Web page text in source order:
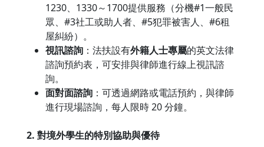
1230、1330～1700提供服務（分機#1一般民
眾、#3社工或助人者、#5犯罪被害人、#6租
屋糾紛）。
視訊諮詢：法扶設有外籍人士專屬的英文法律
諮詢預約表，可安排與律師進行線上視訊諮
詢。
面對面諮詢：可透過網路或電話預約，與律師
進行現場諮詢，每人限時 20 分鐘。
2. 對境外學生的特別協助與優待